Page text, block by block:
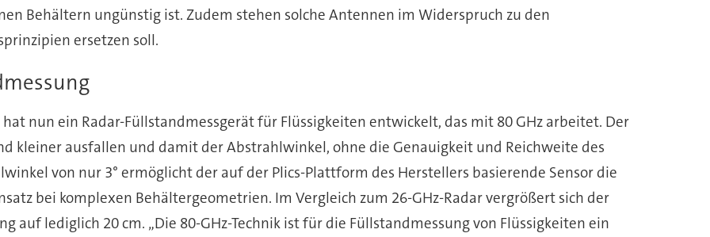
Behältern ungünstig ist. Zudem stehen solche Antennen im Widerspruch zu den
ersetzen soll.
hat nun ein Radar-Füllstandmessgerät für Flüssigkeiten entwickelt, das mit 80 GHz arbeitet. Der
kleiner ausfallen und damit der Abstrahlwinkel, ohne die Genauigkeit und Reichweite des
von nur 3° ermöglicht der auf der Plics-Plattform des Herstellers basierende Sensor die
bei komplexen Behältergeometrien. Im Vergleich zum 26-GHz-Radar vergrößert sich der
auf lediglich 20 cm. „Die 80-GHz-Technik ist für die Füllstandmessung von Flüssigkeiten ein